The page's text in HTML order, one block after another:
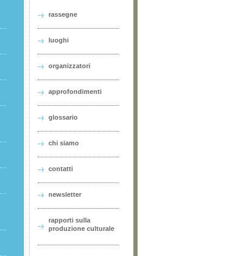
rassegne
luoghi
organizzatori
approfondimenti
glossario
chi siamo
contatti
newsletter
rapporti sulla
produzione culturale